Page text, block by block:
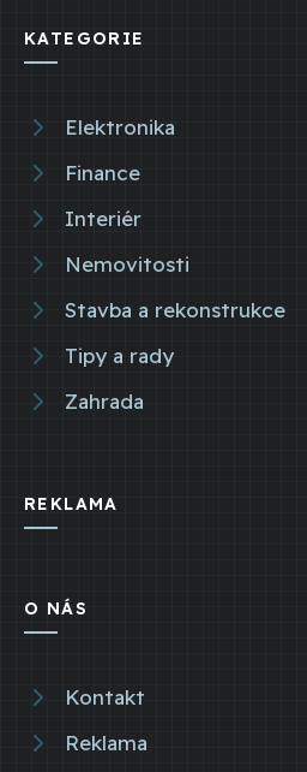
KATEGORIE
Elektronika
Finance
Interiér
Nemovitosti
Stavba a rekonstrukce
Tipy a rady
Zahrada
REKLAMA
O NÁS
Kontakt
Reklama